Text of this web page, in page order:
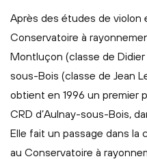
Après des études de violon
Conservatoire à
Montluçon (classe de Didier
sous-Bois (classe de Jean
obtient en 1996 un premier
CRD d’Aulnay-sous-Bois,
Elle fait un passage dans la
au Conservatoire à